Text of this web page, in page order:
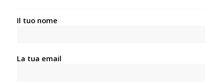
Il tuo nome
La tua email